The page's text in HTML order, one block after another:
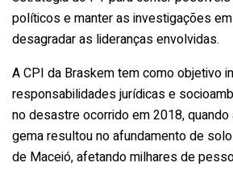
políticos e manter as investigações
desagradar as lideranças envolvidas.
A CPI da Braskem tem como objetivo
responsabilidades jurídicas e
no desastre ocorrido em 2018,
gema resultou no afundamento de
de Maceió, afetando milhares de